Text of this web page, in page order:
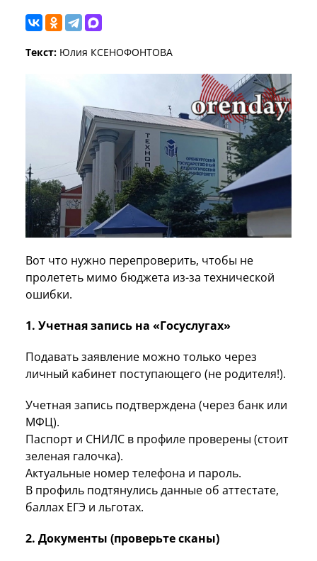
Текст: Юлия КСЕНОФОНТОВА
Вот что нужно перепроверить, чтобы не
пролететь мимо бюджета из-за технической
ошибки.
1. Учетная запись на «Госуслугах»
Подавать заявление можно только через
личный кабинет поступающего (не родителя!).
Учетная запись подтверждена (через банк или
МФЦ).
Паспорт и СНИЛС в профиле проверены (стоит
зеленая галочка).
Актуальные номер телефона и пароль.
В профиль подтянулись данные об аттестате,
баллах ЕГЭ и льготах.
2. Документы (проверьте сканы)